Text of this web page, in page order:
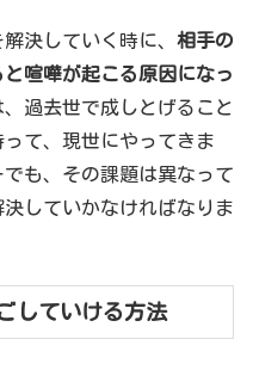
決していく時に、 相手の
喧嘩が起こる原因になっ
過去世で成しとげること
て、現世にやってきま
も、その課題は異なって
していかなければなりま
していける方法